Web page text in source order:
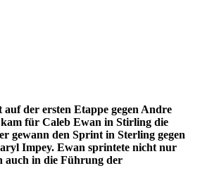
der ersten Etappe gegen Andre
für Caleb Ewan in Stirling die
gewann den Sprint in Sterling gegen
Impey. Ewan sprintete nicht nur
auch in die Führung der